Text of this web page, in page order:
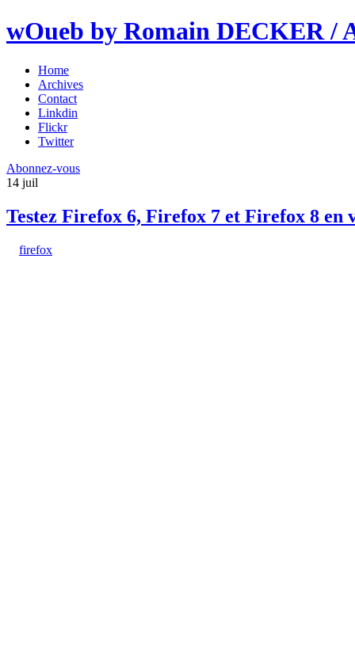
wOueb by Romain DECKER /
Home
Archives
Contact
Linkdin
Flickr
Twitter
Abonnez-vous
14 juil
Testez Firefox 6, Firefox 7 et Firefox 8 en
firefox